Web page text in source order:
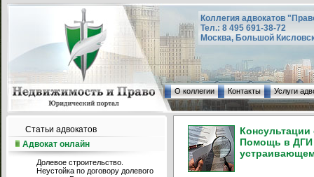
Коллегия адвокатов
Тел.: 8 495 691-38-72
Москва, Большой
О коллегии Контакты Услуги
Статьи адвокатов
Адвокат онлайн
Долевое строительство.
Неустойка по договору долевого
Помощь в ДГИ